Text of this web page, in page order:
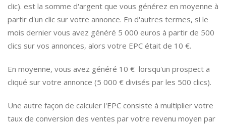
clic). est la somme d'argent que vous générez en moyenne à
partir d'un clic sur votre annonce. En d'autres termes, si le
mois dernier vous avez généré 5 000 euros à partir de 500
clics sur vos annonces, alors votre EPC était de 10 €.
En moyenne, vous avez généré 10 € lorsqu'un prospect a
cliqué sur votre annonce (5 000 € divisés par les 500 clics).
Une autre façon de calculer l'EPC consiste à multiplier votre
taux de conversion des ventes par votre revenu moyen par